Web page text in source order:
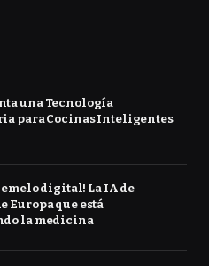
una Tecnología
para Cocinas Inteligentes
digital! La IA de
Europa que está
la medicina